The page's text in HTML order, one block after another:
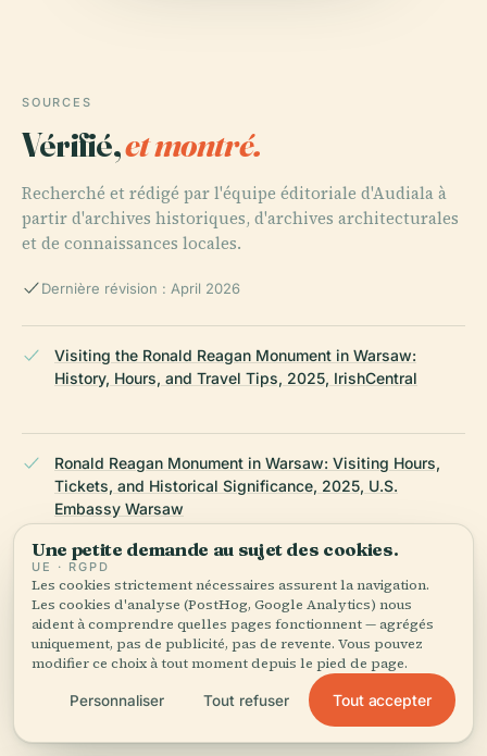
SOURCES
Vérifié,et montré.
Recherché et rédigé par l'équipe éditoriale d'Audiala à
partir d'archives historiques, d'archives architecturales
et de connaissances locales.
Dernière révision : April 2026
Visiting the Ronald Reagan Monument in Warsaw:
History, Hours, and Travel Tips, 2025, IrishCentral
Ronald Reagan Monument in Warsaw: Visiting Hours,
Tickets, and Historical Significance, 2025, U.S.
Embassy Warsaw
Ronald Reagan Monument Warsaw: Visiting Hours,
Tickets, and Historical Significance, 2025, Official
Warsaw Tourism
Practical Visitor Information, 2025, WarsawTour.pl
Une petite demande au sujet des cookies.
UE · RGPD
Les cookies strictement nécessaires assurent la navigation.
Les cookies d'analyse (PostHog, Google Analytics) nous
aident à comprendre quelles pages fonctionnent — agrégés
uniquement, pas de publicité, pas de revente. Vous pouvez
modifier ce choix à tout moment depuis le pied de page.
Personnaliser Tout refuser Tout accepter